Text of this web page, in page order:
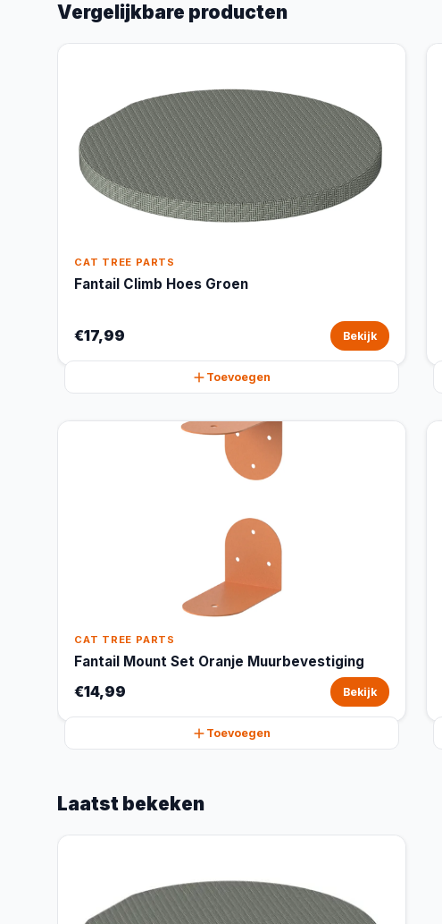
Vergelijkbare producten
CAT TREE PARTS
Fantail Climb Hoes Groen
€17,99 Bekijk
Toevoegen
CAT TREE PARTS
Fantail Mount Set Oranje Muurbevestiging
€14,99 Bekijk
Toevoegen
Laatst bekeken